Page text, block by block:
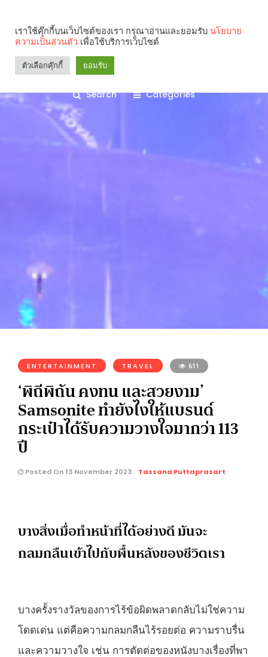
Search Categories
ENTERTAINMENT TRAVEL 611
‘พิถีพิถัน คงทน และสวยงาม’
Samsonite ทำยังไงให้แบรนด์
กระเป๋าได้รับความวางใจมากว่า 113
ปี
Posted On 13 November 2023 Tassana Puttaprasart
บางสิ่งเมื่อทำหน้าที่ได้อย่างดี มันจะ
กลมกลืนเข้าไปกับพื้นหลังของชีวิตเรา
บางครั้งรางวัลของการไร้ข้อผิดพลาดกลับไม่ใช่ความ
โดดเด่น แต่คือความกลมกลืนไร้รอยต่อ ความราบรื่น
และความวางใจ เช่น การตัดต่อของหนังบางเรื่องที่พา
เราใช้คุ๊กกี้บนเว็บไซต์ของเรา กรุณาอ่านและยอมรับ นโยบาย
ความเป็นส่วนตัว เพื่อใช้บริการเว็บไซต์
ตัวเลือกคุ๊กกี้ ยอมรับ